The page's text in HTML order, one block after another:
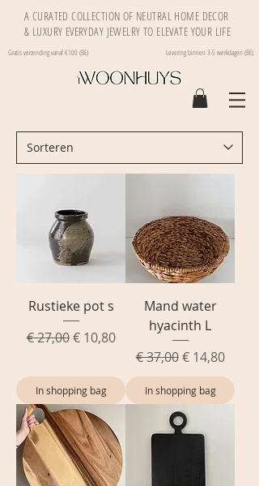
A CURATED COLLECTION OF NEUTRAL HOME DECOR
& LUXURY EVERYDAY JEWELRY TO ELEVATE YOUR LIFE
Gratis verzending vanaf €100 (BE) Levering binnen 3-5 werkdagen (BE)
Rustieke pot s
Normale prijs
€ 27,00 Verkoopprijs
€ 10,80
In shopping bag
Mand water
hyacinth L
Normale prijs
€ 37,00 Verkoopprijs
€ 14,80
In shopping bag